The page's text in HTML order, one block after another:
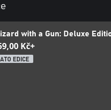
world around you the hard way.
amalgamations can be a
with a Gun: Deluxe
Kč+
EDICE